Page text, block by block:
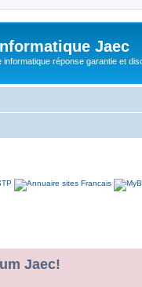
Jaec
réponse garantie et
Jaec!